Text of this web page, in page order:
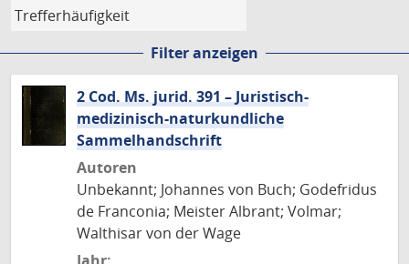
Filter anzeigen
2 Cod. Ms. jurid. 391 – Juristisch-
medizinisch-naturkundliche
Sammelhandschrift
Autoren
Unbekannt; Johannes von Buch; Godefridus
de Franconia; Meister Albrant; Volmar;
Walthisar von der Wage